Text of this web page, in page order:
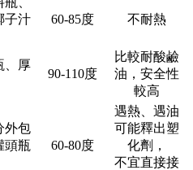
子汁
60-85度 不耐熱
、厚
90-110度
比較耐酸鹼
油，安全性
較高
外包
頭瓶
60-80度
遇熱、遇油
可能釋出塑
化劑，
不宜直接接